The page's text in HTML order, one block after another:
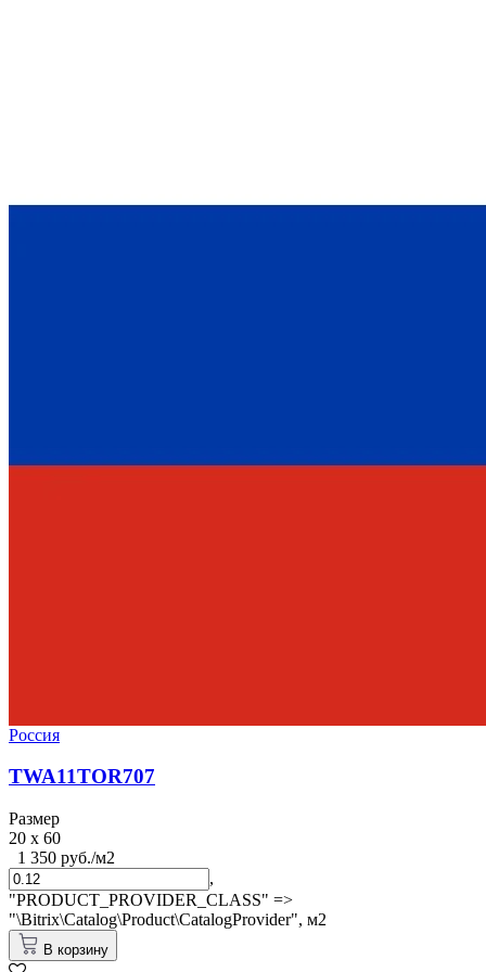
Россия
TWA11TOR707
Размер
20 x 60
1 350 руб./м2
,
"PRODUCT_PROVIDER_CLASS" =>
"\Bitrix\Catalog\Product\CatalogProvider", м2
В корзину